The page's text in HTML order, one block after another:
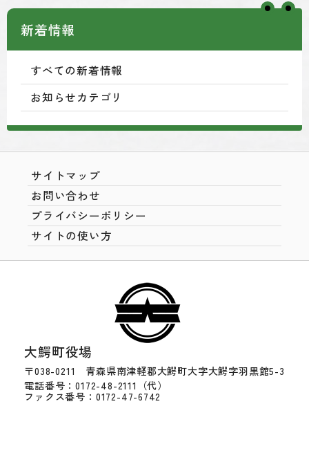
新着情報
すべての新着情報
お知らせカテゴリ
サイトマップ
お問い合わせ
プライバシーポリシー
サイトの使い方
大鰐町役場
〒038-0211 青森県南津軽郡大鰐町大字大鰐字羽黒館5-3
電話番号：0172-48-2111（代）
ファクス番号：0172-47-6742